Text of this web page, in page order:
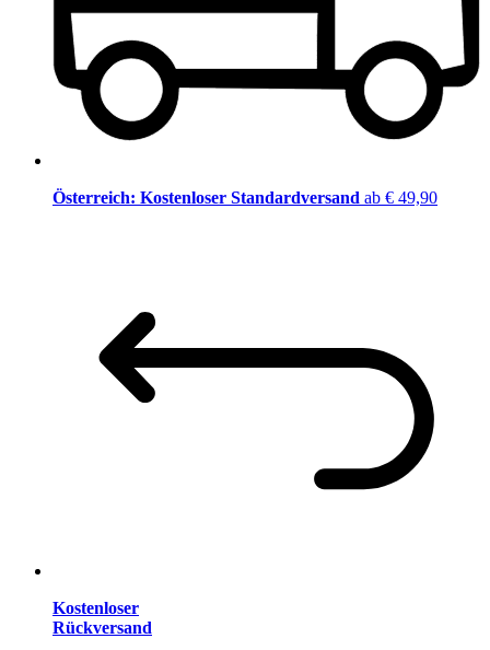
Österreich: Kostenloser Standardversand ab € 49,90
Kostenloser
Rückversand